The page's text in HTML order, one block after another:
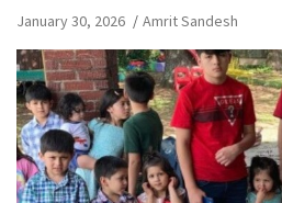
January 30, 2026 Amrit Sandesh